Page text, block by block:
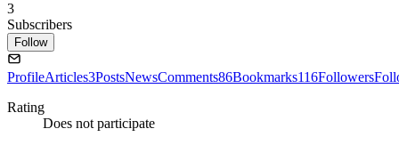
3
Subscribers
Follow
ProfileArticles3PostsNewsComments86Bookmarks116Followers
Rating
Does not participate